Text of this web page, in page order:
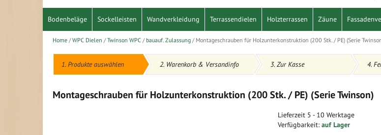
Bodenbeläge Sockelleisten Wandverkleidung Terrassendielen Holzterrassen Zäune
Home WPC Dielen Twinson WPC bauauf. Zulassung Montageschrauben für Holzunterkonstruktion (200 Stk. / PE) (Serie
1. Produkte auswählen 2. Warenkorb & Versandinfo 3. Zur Kasse 4.
Montageschrauben für Holzunterkonstruktion (200 Stk. / PE) (Serie Twinson)
Lieferzeit 5 - 10 Werktage
Verfügbarkeit: auf Lager